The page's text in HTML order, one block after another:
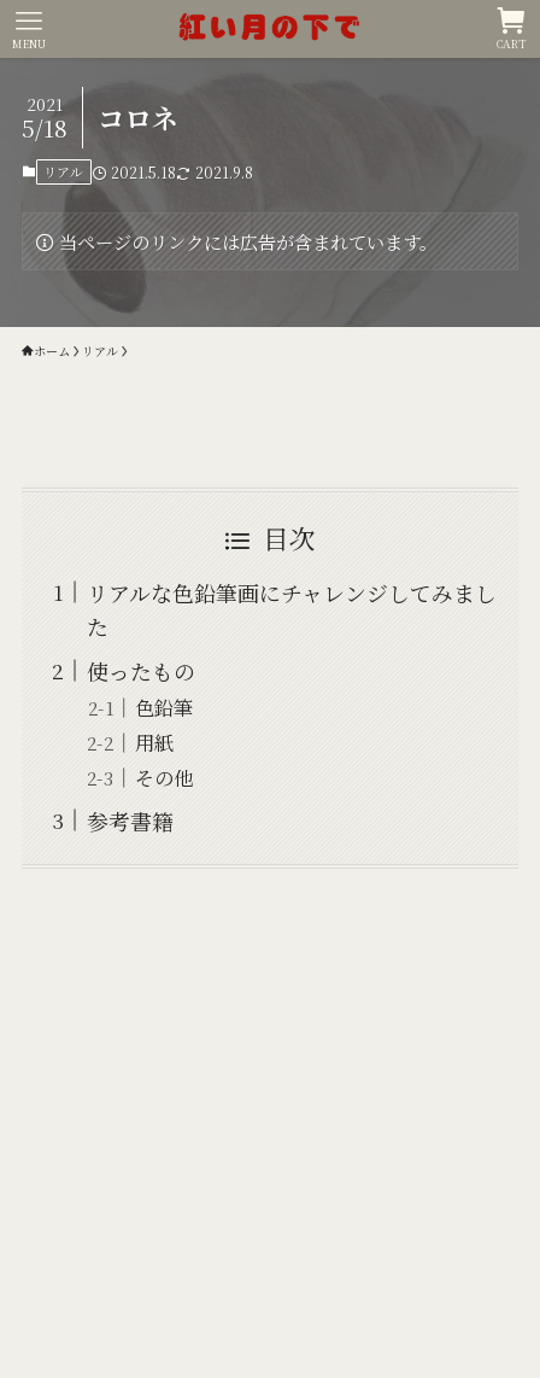
CART
MENU
コロネ
2021
5/18
リアル 2021.5.18 2021.9.8
当ページのリンクには広告が含まれています。
ホーム リアル
目次
リアルな色鉛筆画にチャレンジしてみまし
た
使ったもの
色鉛筆
用紙
その他
参考書籍